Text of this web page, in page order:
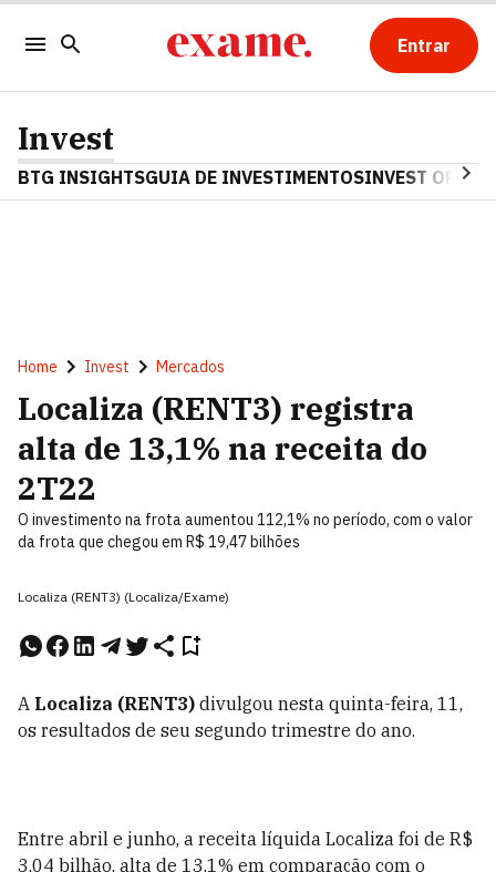
Entrar
Invest
BTG INSIGHTSGUIA DE INVESTIMENTOSINVEST OPINA
Home Invest Mercados
Localiza (RENT3) registra
alta de 13,1% na receita do
2T22
O investimento na frota aumentou 112,1% no período, com o valor
da frota que chegou em R$ 19,47 bilhões
Localiza (RENT3) (Localiza/Exame)
A Localiza (RENT3) divulgou nesta quinta-feira, 11,
os resultados de seu segundo trimestre do ano.
Entre abril e junho, a receita líquida Localiza foi de R$
3,04 bilhão, alta de 13,1% em comparação com o